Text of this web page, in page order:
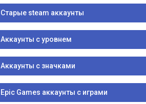
Старые steam аккаунты
Аккаунты с уровнем
Аккаунты с значками
Epic Games аккаунты с играми